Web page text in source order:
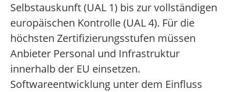
Selbstauskunft (UAL 1) bis zur vollständigen
europäischen Kontrolle (UAL 4). Für die
höchsten Zertifizierungsstufen müssen
Anbieter Personal und Infrastruktur
innerhalb der EU einsetzen.
Softwareentwicklung unter dem Einfluss